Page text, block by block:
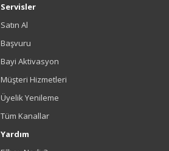
Servisler
Satın Al
Başvuru
Bayi Aktivasyon
Müşteri Hizmetleri
Üyelik Yenileme
Tüm Kanallar
Yardım